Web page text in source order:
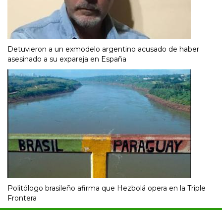
Detuvieron a un exmodelo argentino acusado de haber
asesinado a su expareja en España
Politólogo brasileño afirma que Hezbolá opera en la Triple
Frontera